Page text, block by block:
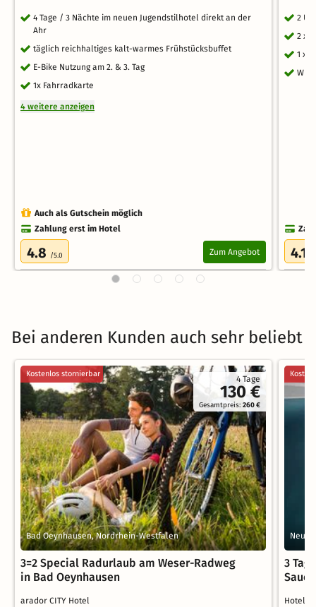
4 Tage / 3 Nächte im neuen Jugendstilhotel direkt an der
Ahr
täglich reichhaltiges kalt-warmes Frühstücksbuffet
E-Bike Nutzung am 2. & 3. Tag
1x Fahrradkarte
4 weitere anzeigen
Auch als Gutschein möglich
Zahlung erst im Hotel
4.8 /5.0 Zum Angebot
2
2 x
1 x
4.1
Bei anderen Kunden auch sehr beliebt
4 Tage
130 €
Gesamtpreis:260 €
Kostenlos stornierbar
Bad Oeynhausen, Nordrhein-Westfalen
3=2 Special Radurlaub am Weser-Radweg
in Bad Oeynhausen
arador CITY Hotel
3
Hotel